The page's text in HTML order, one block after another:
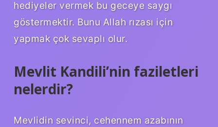
hediyeler vermek bu geceye saygı
göstermektir. Bunu Allah rızası için
yapmak çok sevaplı olur.
Mevlit Kandili’nin faziletleri
nelerdir?
Mevlidin sevinci, cehennem azabının